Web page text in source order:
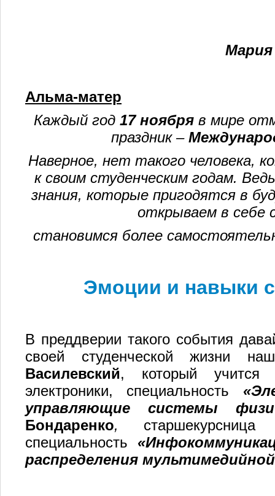
Мария
Альма-матер
Каждый год 17 ноябряв мире
праздник –
Наверное, нет такого человека,
к своим студенческим годам.
знания, которые пригодятся в
открываем в
становимся более
Эмоции и навыки
В преддверии такого события
своей студенческой жизни
Василевский, который учится
электроники, специальность
управляющие системы
Бондаренко,
старшекурсница
специальность
распределения